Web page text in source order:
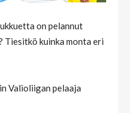
on pelannut
Tiesitkö kuinka monta eri
Valioliigan pelaaja